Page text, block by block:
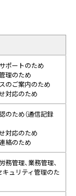
ポートのため
理のため
のご案内のため
対応のため
のため（通信記録
対応のため
絡のため
務管理、業務管理、
キュリティ管理のた